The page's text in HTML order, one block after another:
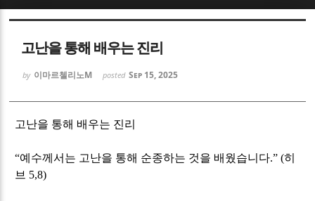
고난을 통해 배우는 진리
by 이마르첼리노M posted Sep 15, 2025
고난을 통해 배우는 진리
“예수께서는 고난을 통해 순종하는 것을 배웠습니다.” (히
브 5,8)
Sketchbook5, 스케치북5
Sketchbook5, 스케치북5
Sketchbook5, 스케치북5
Sketchbook5, 스케치북5